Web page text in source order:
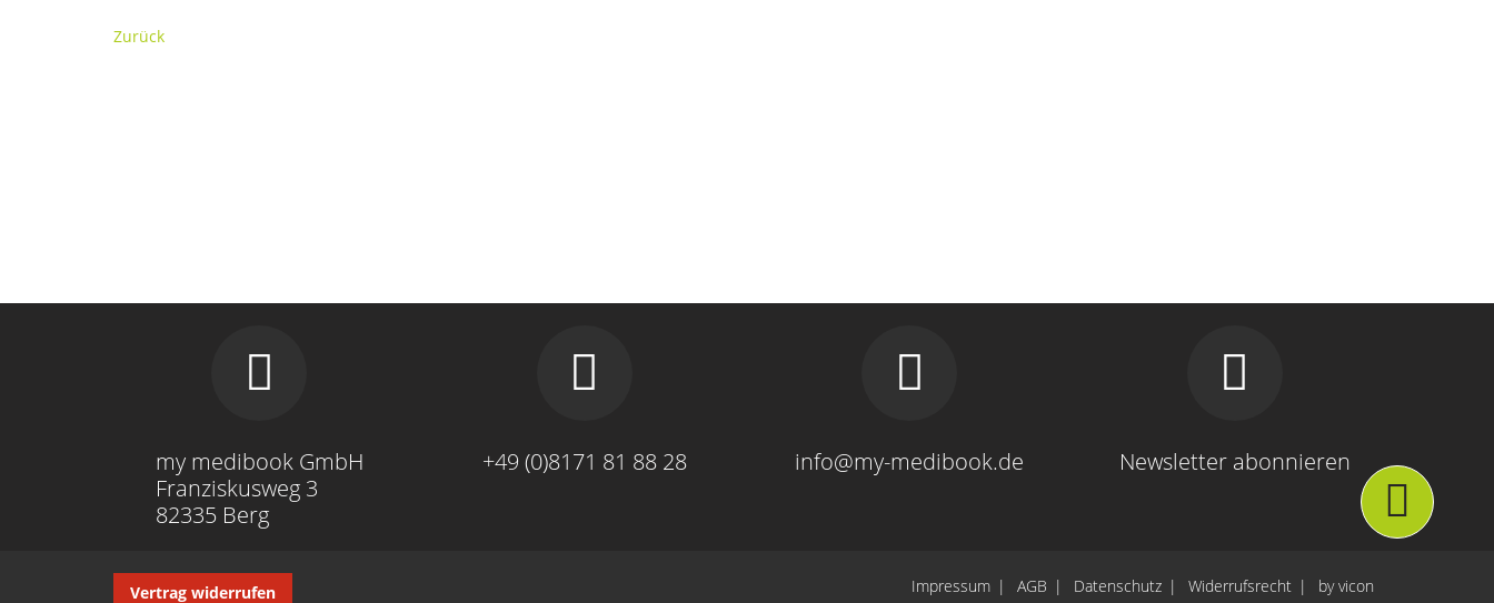
Zurück
my medibook GmbH
Franziskusweg 3
82335 Berg
+49 (0)8171 81 88 28 info@my-medibook.de Newsletter abonnieren
Navigation
Vertrag widerrufen Impressum AGB Datenschutz Widerrufsrecht by vicon